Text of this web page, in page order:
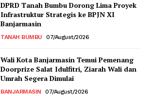
DPRD Tanah Bumbu Dorong Lima Proyek
Infrastruktur Strategis ke BPJN XI
Banjarmasin
TANAH BUMBU 07/August/2026
Wali Kota Banjarmasin Temui Pemenang
Doorprize Salat Idulfitri, Ziarah Wali dan
Umrah Segera Dimulai
BANJARMASIN 07/August/2026